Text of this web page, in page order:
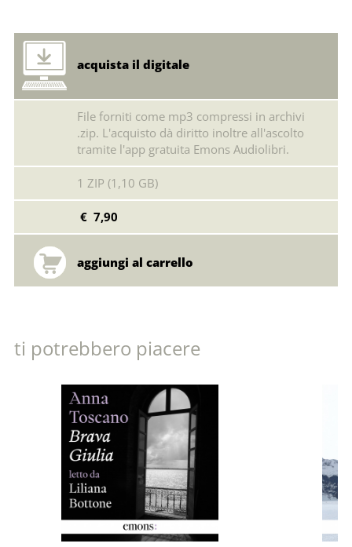
acquista il digitale
File forniti come mp3 compressi in archivi
.zip. L'acquisto dà diritto inoltre all'ascolto
tramite l'app gratuita Emons Audiolibri.
1 ZIP (1,10 GB)
€ 7,90
ti potrebbero piacere